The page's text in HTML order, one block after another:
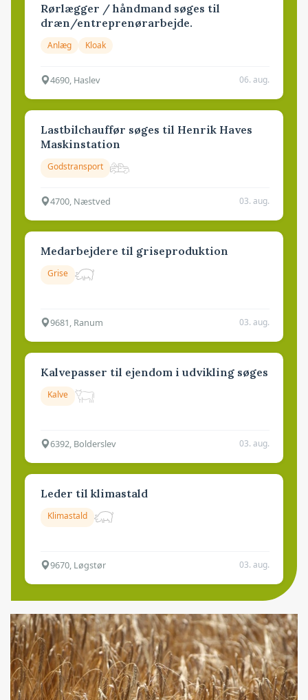
Rørlægger / håndmand søges til
dræn/entreprenørarbejde.
Anlæg Kloak
4690, Haslev 06. aug.
Lastbilchauffør søges til Henrik Haves
Maskinstation
Godstransport
4700, Næstved 03. aug.
Medarbejdere til griseproduktion
Grise
9681, Ranum 03. aug.
Kalvepasser til ejendom i udvikling søges
Kalve
6392, Bolderslev 03. aug.
Leder til klimastald
Klimastald
9670, Løgstør 03. aug.